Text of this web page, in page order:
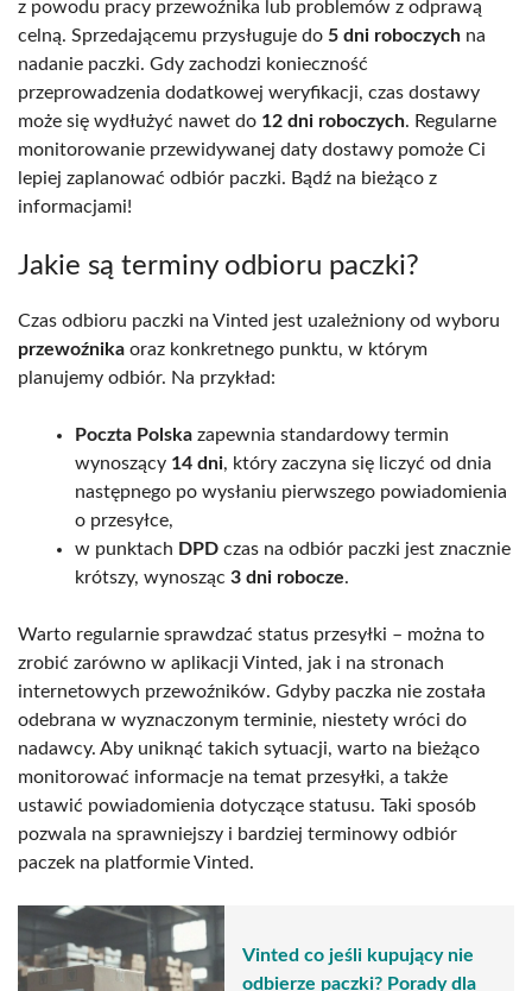
z powodu pracy przewoźnika lub problemów z odprawą
celną. Sprzedającemu przysługuje do 5 dni roboczych na
nadanie paczki. Gdy zachodzi konieczność
przeprowadzenia dodatkowej weryfikacji, czas dostawy
może się wydłużyć nawet do 12 dni roboczych. Regularne
monitorowanie przewidywanej daty dostawy pomoże Ci
lepiej zaplanować odbiór paczki. Bądź na bieżąco z
informacjami!
Jakie są terminy odbioru paczki?
Czas odbioru paczki na Vinted jest uzależniony od wyboru
przewoźnika oraz konkretnego punktu, w którym
planujemy odbiór. Na przykład:
Poczta Polska zapewnia standardowy termin
wynoszący 14 dni, który zaczyna się liczyć od dnia
następnego po wysłaniu pierwszego powiadomienia
o przesyłce,
w punktach DPD czas na odbiór paczki jest znacznie
krótszy, wynosząc 3 dni robocze.
Warto regularnie sprawdzać status przesyłki – można to
zrobić zarówno w aplikacji Vinted, jak i na stronach
internetowych przewoźników. Gdyby paczka nie została
odebrana w wyznaczonym terminie, niestety wróci do
nadawcy. Aby uniknąć takich sytuacji, warto na bieżąco
monitorować informacje na temat przesyłki, a także
ustawić powiadomienia dotyczące statusu. Taki sposób
pozwala na sprawniejszy i bardziej terminowy odbiór
paczek na platformie Vinted.
Vinted co jeśli kupujący nie
odbierze paczki? Porady dla